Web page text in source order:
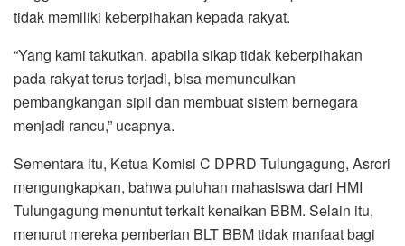
tidak memiliki keberpihakan kepada rakyat.
“Yang kami takutkan, apabila sikap tidak keberpihakan
pada rakyat terus terjadi, bisa memunculkan
pembangkangan sipil dan membuat sistem bernegara
menjadi rancu,” ucapnya.
Sementara itu, Ketua Komisi C DPRD Tulungagung, Asrori
mengungkapkan, bahwa puluhan mahasiswa dari HMI
Tulungagung menuntut terkait kenaikan BBM. Selain itu,
menurut mereka pemberian BLT BBM tidak manfaat bagi